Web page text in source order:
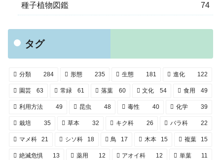
種子植物図鑑 74
タグ
分類 284 形態 235 生態 181 進化 122
園芸 63 常緑 61 落葉 60 文化 54 食用 49
利用方法 49 昆虫 48 毒性 40 化学 39
栽培 35 草本 32 キク科 26 バラ科 22
マメ科 21 シソ科 18 鳥 17 木本 15 複葉 15
絶滅危惧 13 薬用 12 アオイ科 12 単葉 11